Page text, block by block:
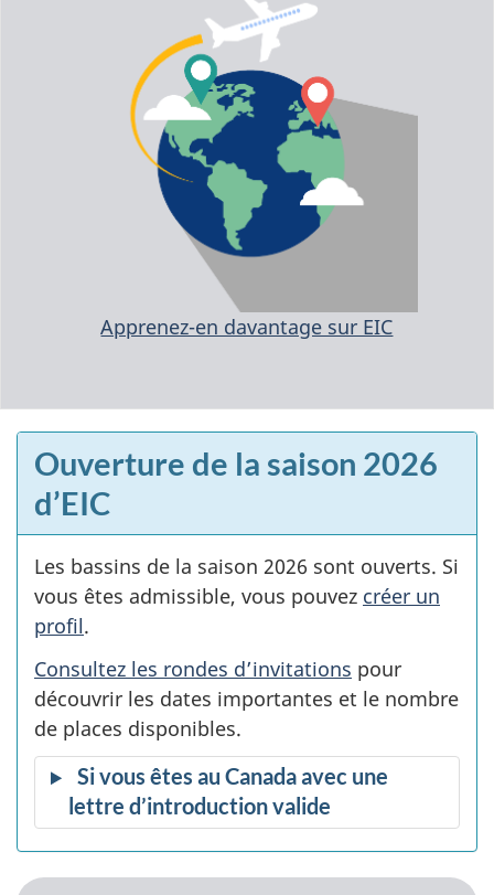
Apprenez-en davantage sur EIC
Ouverture de la saison 2026
d’EIC
Les bassins de la saison 2026 sont ouverts. Si
vous êtes admissible, vous pouvez créer un
profil.
Consultez les rondes d’invitations pour
découvrir les dates importantes et le nombre
de places disponibles.
Si vous êtes au Canada avec une
lettre d’introduction valide